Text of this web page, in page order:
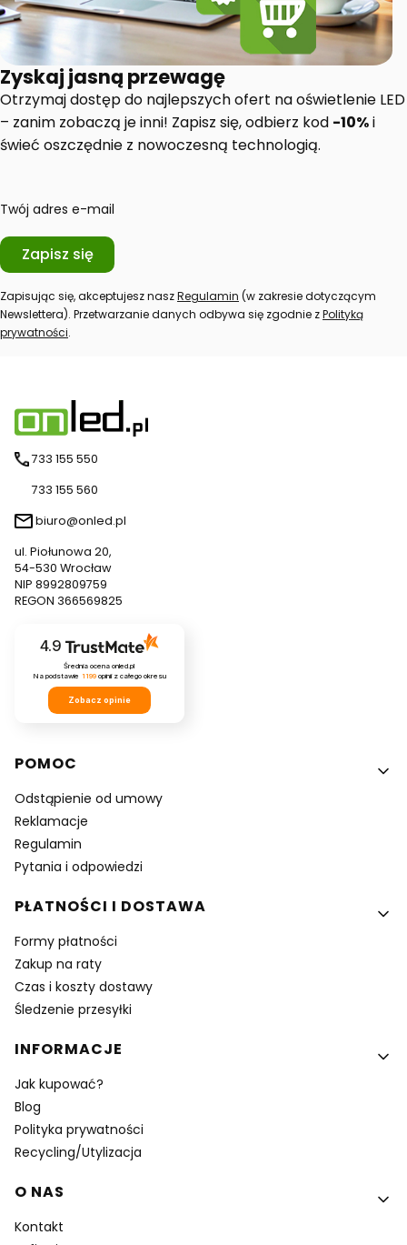
Zyskaj jasną przewagę
Otrzymaj dostęp do najlepszych ofert na oświetlenie LED
– zanim zobaczą je inni! Zapisz się, odbierz kod -10%i
świeć oszczędnie z nowoczesną technologią.
Twój adres e-mail
Zapisz się
Zapisując się, akceptujesz naszRegulamin (w zakresie dotyczącym
Newslettera). Przetwarzanie danych odbywa się zgodnie zPolityką
prywatności.
733 155 550
733 155 560
biuro@onled.pl
ul. Piołunowa 20,
54-530 Wrocław
NIP 8992809759
REGON 366569825
4.9
Średnia ocena onled.pl
Na podstawie 1199opinii z całego okresu
Zobacz opinie
Linki w stopce
POMOC
Odstąpienie od umowy
Reklamacje
Regulamin
Pytania i odpowiedzi
PŁATNOŚCI I DOSTAWA
Formy płatności
Zakup na raty
Czas i koszty dostawy
Śledzenie przesyłki
INFORMACJE
Jak kupować?
Blog
Polityka prywatności
Recycling/Utylizacja
O NAS
Kontakt